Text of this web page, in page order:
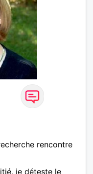
rencontre
je déteste le